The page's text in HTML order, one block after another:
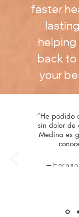
faster
helping
back to
your
“He podido
sin dolor de
Medina es